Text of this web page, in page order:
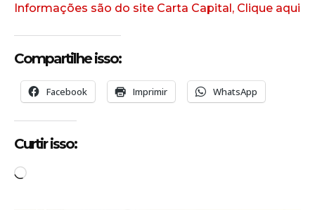
Informações são do site Carta Capital, Clique aqui
Compartilhe isso:
Facebook Imprimir WhatsApp
Curtir isso:
C